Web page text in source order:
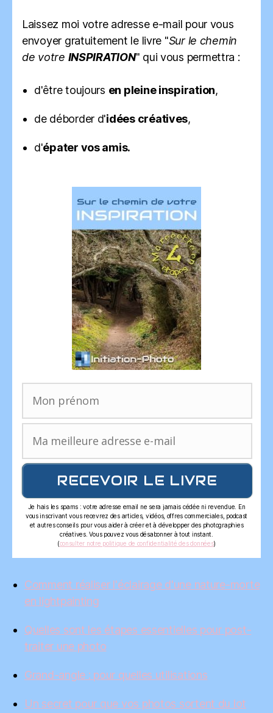
Laissez moi votre adresse e-mail pour vous
envoyer gratuitement le livre "Sur le chemin
de votre INSPIRATION" qui vous permettra :
d'être toujours en pleine inspiration,
de déborder d'idées créatives,
d'épater vos amis.
RECEVOIR LE LIVRE
Je hais les spams : votre adresse email ne sera jamais cédée ni revendue. En
vous inscrivant vous recevrez des articles, vidéos, offres commerciales, podcast
et autres conseils pour vous aider à créer et à développer des photographies
créatives. Vous pouvez vous désabonner à tout instant.
(consulter notre politique de confidentialité des données)
Comment réaliser l'éclairage d'une nature-morte
en lightpainting
Quelles sont les étapes essentielles pour post-
traiter une photo
Grand-angle : pour quelles utilisations
Un secret pour que vos photos sortent du lot